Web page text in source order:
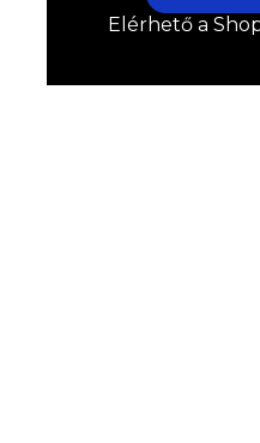
Elérhető a